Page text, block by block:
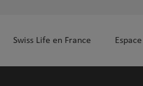
Swiss Life en France